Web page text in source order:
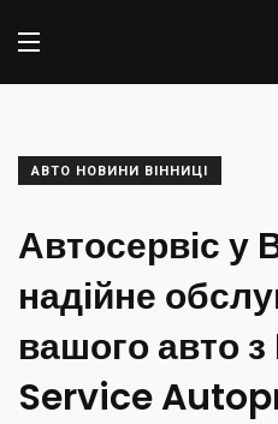
АВТО НОВИНИ ВІННИЦІ
Автосервіс у
надійне
вашого авто
Service